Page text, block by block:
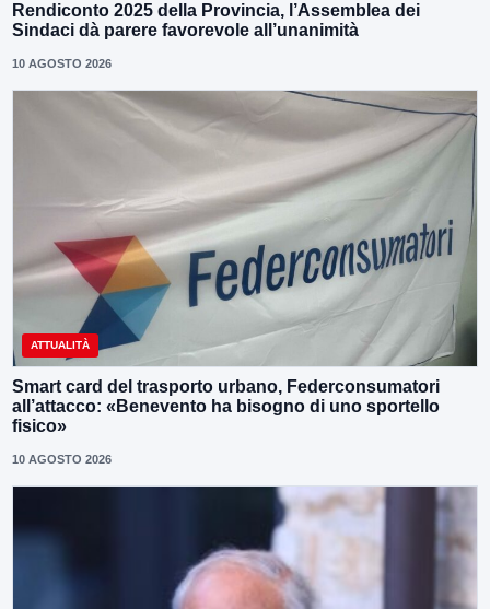
Rendiconto 2025 della Provincia, l’Assemblea dei
Sindaci dà parere favorevole all’unanimità
10 AGOSTO 2026
ATTUALITÀ
Smart card del trasporto urbano, Federconsumatori
all’attacco: «Benevento ha bisogno di uno sportello
fisico»
10 AGOSTO 2026